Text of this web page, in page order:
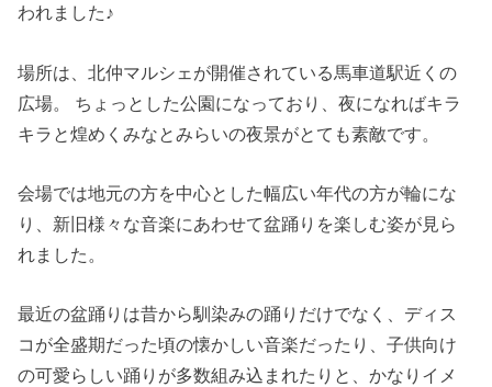
われました♪
場所は、北仲マルシェが開催されている馬車道駅近くの
広場。 ちょっとした公園になっており、夜になればキラ
キラと煌めくみなとみらいの夜景がとても素敵です。
会場では地元の方を中心とした幅広い年代の方が輪にな
り、新旧様々な音楽にあわせて盆踊りを楽しむ姿が見ら
れました。
最近の盆踊りは昔から馴染みの踊りだけでなく、ディス
コが全盛期だった頃の懐かしい音楽だったり、子供向け
の可愛らしい踊りが多数組み込まれたりと、かなりイメ